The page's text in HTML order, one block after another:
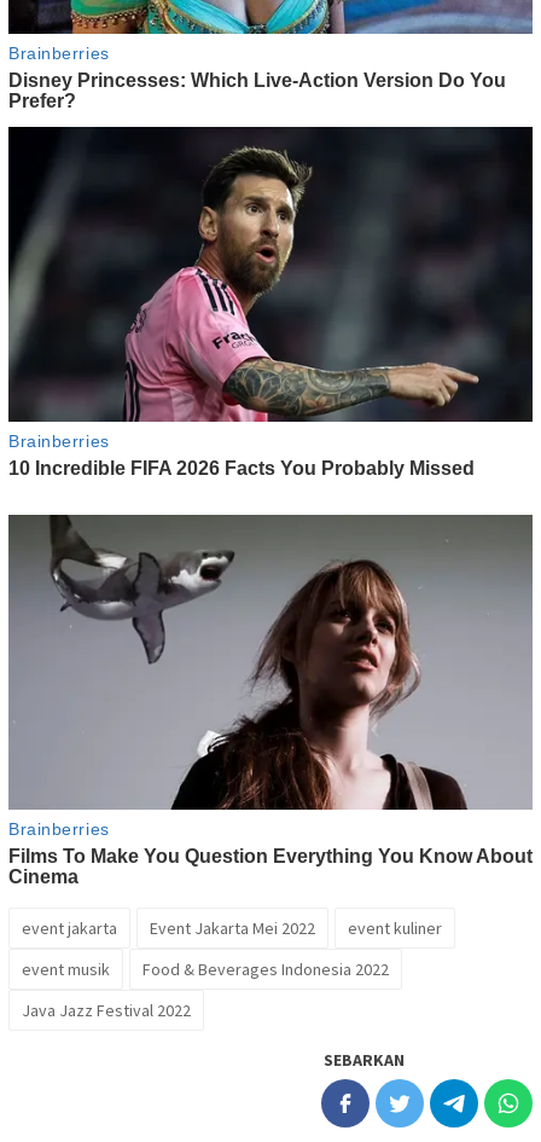
event jakarta Event Jakarta Mei 2022
event kuliner
event musik
Food & Beverages Indonesia 2022
Java Jazz Festival 2022
SEBARKAN